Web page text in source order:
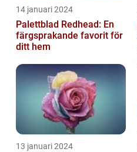
14 januari 2024
Palettblad Redhead: En
färgsprakande favorit för
ditt hem
13 januari 2024